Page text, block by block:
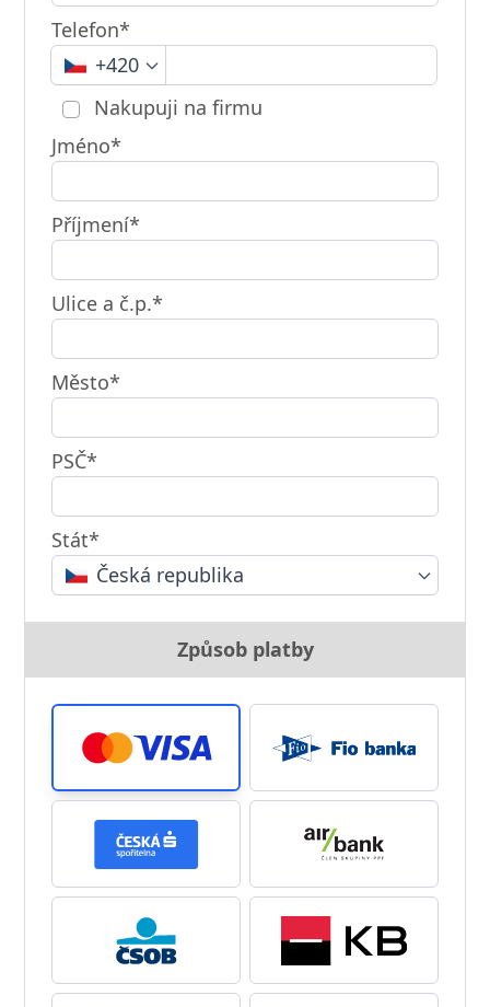
Telefon*
+420
Nakupuji na firmu
Jméno*
Příjmení*
Ulice a č.p.*
Město*
PSČ*
Stát*
Česká republika
Způsob platby